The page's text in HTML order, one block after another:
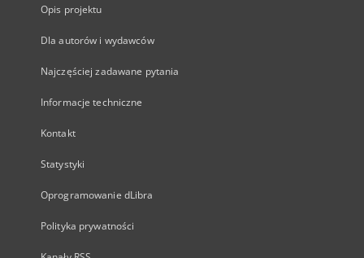
Opis projektu
Dla autorów i wydawców
Najczęściej zadawane pytania
Informacje techniczne
Kontakt
Statystyki
Oprogramowanie dLibra
Polityka prywatności